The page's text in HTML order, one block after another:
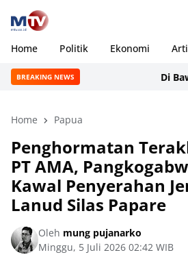
Home Politik Ekonomi
BREAKING NEWS Di
Home Papua
Penghormatan
PT AMA,
Kawal Penyerahan
Lanud Silas Papare
Oleh mung pujanarko
Minggu, 5 Juli 2026 02:42 WIB